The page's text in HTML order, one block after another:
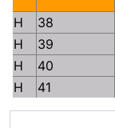
H
38
H
39
H
40
H
41